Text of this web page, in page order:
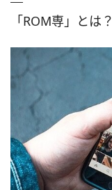
「ROM専」とは？